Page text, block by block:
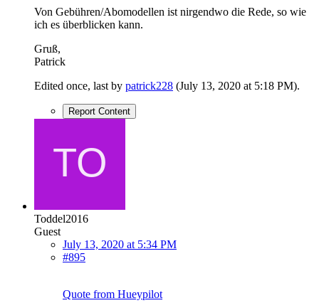
Von Gebühren/Abomodellen ist nirgendwo die Rede, so wie
ich es überblicken kann.
Gruß,
Patrick
Edited once, last by patrick228 (July 13, 2020 at 5:18 PM).
Report Content
Toddel2016
Guest
July 13, 2020 at 5:34 PM
#895
Quote from Hueypilot